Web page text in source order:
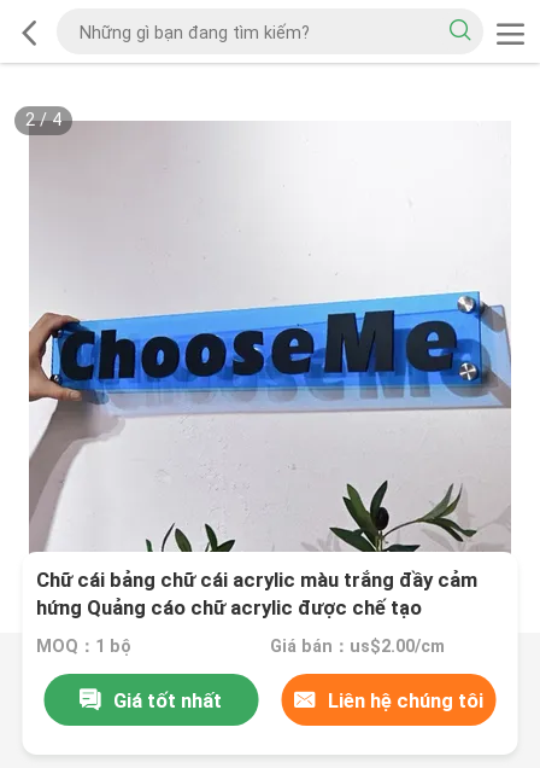
2/4
Chữ cái bảng chữ cái acrylic màu trắng đầy cảm
hứng Quảng cáo chữ acrylic được chế tạo
MOQ：1 bộ Giá bán：us$2.00/cm
Giá tốt nhất Liên hệ chúng tôi